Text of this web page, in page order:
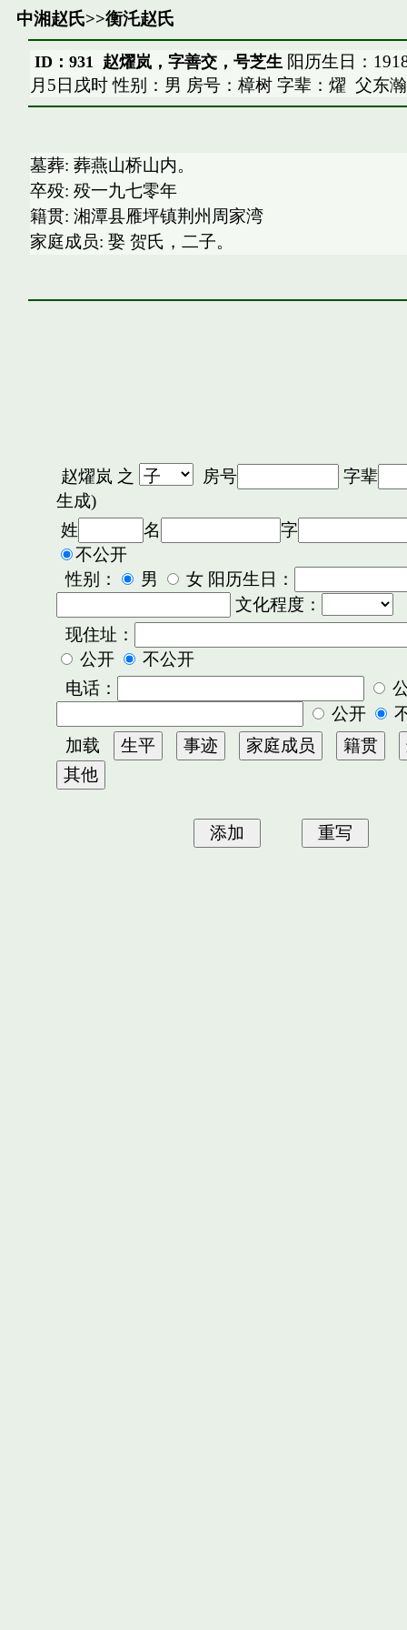
中湘赵氏>>衡汑赵氏
ID：931 赵燿岚，字善交，号芝生 阳历生日：
月5日戌时 性别：男 房号：樟树 字辈：燿 父东瀚
墓葬: 葬燕山桥山内。
卒殁: 殁一九七零年
籍贯: 湘潭县雁坪镇荆州周家湾
家庭成员: 娶 贺氏，二子。
赵燿岚 之 房号
字辈
生成)
姓
名
字
不公开
性别：
男
女 阳历生日：
文化程度：
现住址：
公开
不公开
电话：
公开
加载